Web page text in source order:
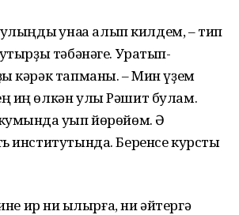
ҡунаҡҡа алып килдем, – тип
тəбəнəге. Уратып-
кəрəк тапманы. – Мин үҙем
иң ɵлкəн улы Рəшит булам.
уҡып йɵрɵйɵм. Ə
институтында. Беренсе курсты
ир ни ҡылырға, ни əйтергə